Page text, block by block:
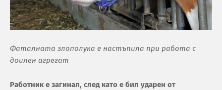
Фаталната злополука е настъпила при работа с
доилен агрегат
Рaбoтник e зaгинaл, cлeд кaтo e бил удaрeн oт